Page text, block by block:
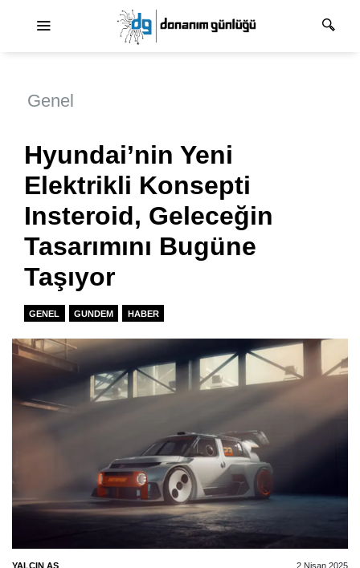
Genel
Hyundai’nin Yeni
Elektrikli Konsepti
Insteroid, Geleceğin
Tasarımını Bugüne
Taşıyor
GENEL GUNDEM HABER
YALÇIN AS 2 Nisan 2025